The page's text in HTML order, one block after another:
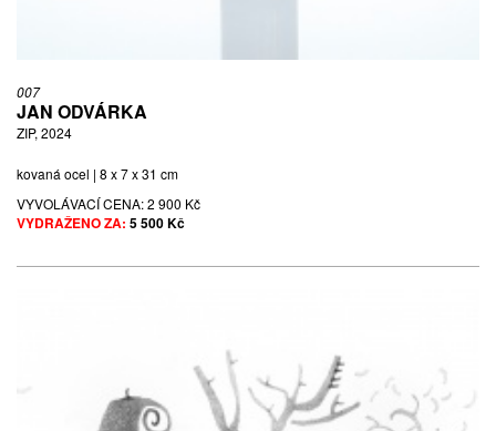
007
JAN ODVÁRKA
ZIP, 2024
kovaná ocel | 8 x 7 x 31 cm
VYVOLÁVACÍ CENA:2 900 Kč
VYDRAŽENO ZA: 5 500 Kč